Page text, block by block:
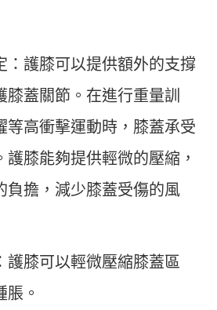
：護膝可以提供額外的支撐
膝蓋關節。在進行重量訓
等高衝擊運動時，膝蓋承受
護膝能夠提供輕微的壓縮，
負擔，減少膝蓋受傷的風
護膝可以輕微壓縮膝蓋區
脹。